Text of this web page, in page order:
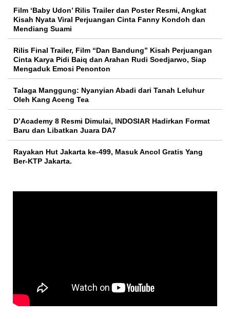
Film ‘Baby Udon’ Rilis Trailer dan Poster Resmi, Angkat
Kisah Nyata Viral Perjuangan Cinta Fanny Kondoh dan
Mendiang Suami
Rilis Final Trailer, Film “Dan Bandung” Kisah Perjuangan
Cinta Karya Pidi Baiq dan Arahan Rudi Soedjarwo, Siap
Mengaduk Emosi Penonton
Talaga Manggung: Nyanyian Abadi dari Tanah Leluhur
Oleh Kang Aceng Tea
D’Academy 8 Resmi Dimulai, INDOSIAR Hadirkan Format
Baru dan Libatkan Juara DA7
Rayakan Hut Jakarta ke-499, Masuk Ancol Gratis Yang
Ber-KTP Jakarta.